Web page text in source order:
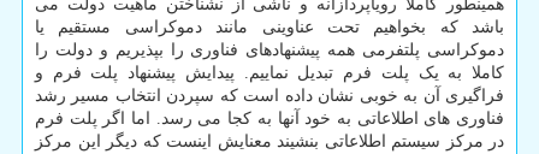
همینطور کاملا رویاپردازانه و ناشی از نشناختن ماهیت دولت می
باشد که بخواهیم تحت عناوینی مانند دموکراسی مستقیم یا
دموکراسی پلتفرمی همه پیشنهادهای فناوری را بپذیریم و دولت را
کاملا به یک پلت فرم تبدیل نماییم. پیدایش پیشنهاد پلت فرم و
فراگیری آن به خوبی نشان داده است که سپردن انتخاب مسیر رشد
فناوری های اطلاعاتی به خود آنها به کجا می رسد. اما اگر پلت فرم
در مرکز سیستم اطلاعاتی بنشیند معنایش اینست که دیگر این مرکز